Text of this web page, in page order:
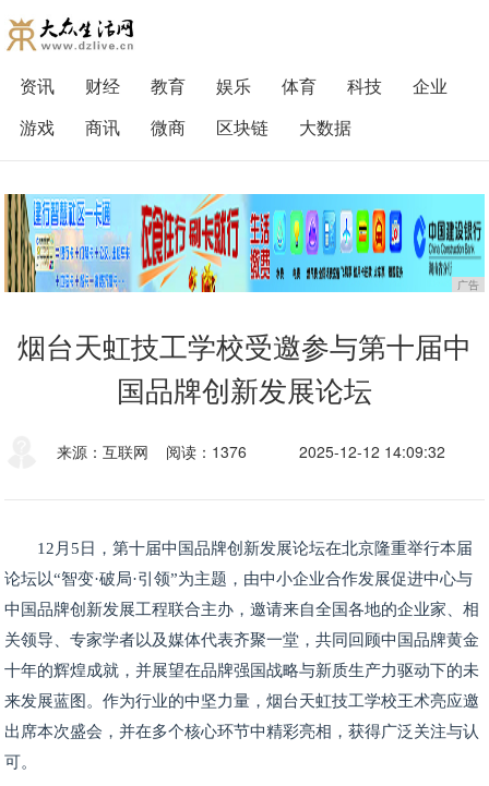
资讯 财经 教育 娱乐 体育 科技
企业
游戏
商讯 微商 区块链 大数据
广告
烟台天虹技工学校受邀参与第十届中
国品牌创新发展论坛
来源：互联网 阅读：1376 2025-12-12 14:09:32
12月5日，第十届中国品牌创新发展论坛在北京隆重举行本届
论坛以“智变·破局·引领”为主题，由中小企业合作发展促进中心与
中国品牌创新发展工程联合主办，邀请来自全国各地的企业家、相
关领导、专家学者以及媒体代表齐聚一堂，共同回顾中国品牌黄金
十年的辉煌成就，并展望在品牌强国战略与新质生产力驱动下的未
来发展蓝图。作为行业的中坚力量，烟台天虹技工学校王术亮应邀
出席本次盛会，并在多个核心环节中精彩亮相，获得广泛关注与认
可。